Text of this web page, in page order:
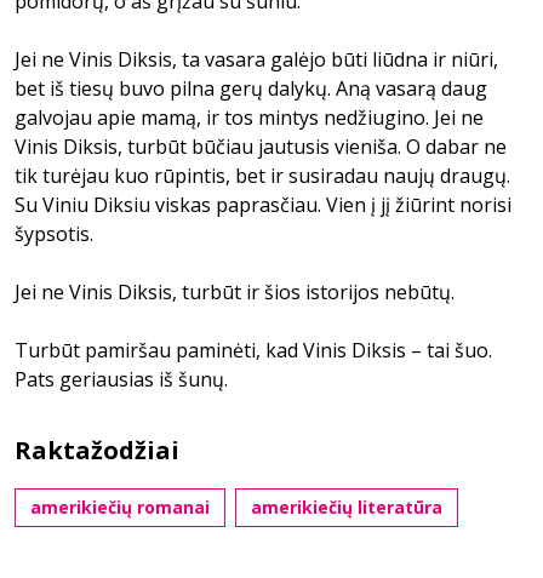
Jei ne Vinis Diksis, ta vasara galėjo būti liūdna ir niūri,
bet iš tiesų buvo pilna gerų dalykų. Aną vasarą daug
galvojau apie mamą, ir tos mintys nedžiugino. Jei ne
Vinis Diksis, turbūt būčiau jautusis vieniša. O dabar ne
tik turėjau kuo rūpintis, bet ir susiradau naujų draugų.
Su Viniu Diksiu viskas paprasčiau. Vien į jį žiūrint norisi
šypsotis.
Jei ne Vinis Diksis, turbūt ir šios istorijos nebūtų.
Turbūt pamiršau paminėti, kad Vinis Diksis – tai šuo.
Pats geriausias iš šunų.
Raktažodžiai
amerikiečių romanai amerikiečių literatūra